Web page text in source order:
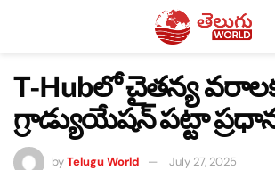
T-Hubలో చైతన్య
గ్రాడ్యుయేషన్ పట్టా
byTelugu World
July 27, 2025